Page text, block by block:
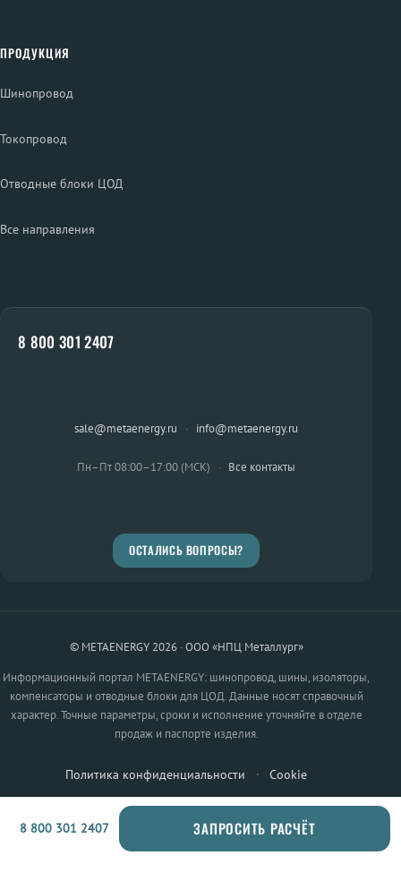
ПРОДУКЦИЯ
Шинопровод
Токопровод
Отводные блоки ЦОД
Все направления
8 800 301 2407
sale@metaenergy.ru · info@metaenergy.ru
Пн–Пт 08:00–17:00 (МСК) · Все контакты
ОСТАЛИСЬ ВОПРОСЫ?
© METAENERGY 2026 · ООО «НПЦ Металлург»
Информационный портал METAENERGY: шинопровод, шины, изоляторы,
компенсаторы и отводные блоки для ЦОД. Данные носят справочный
характер. Точные параметры, сроки и исполнение уточняйте в отделе
продаж и паспорте изделия.
Политика конфиденциальности · Cookie
8 800 301 2407 ЗАПРОСИТЬ РАСЧЁТ